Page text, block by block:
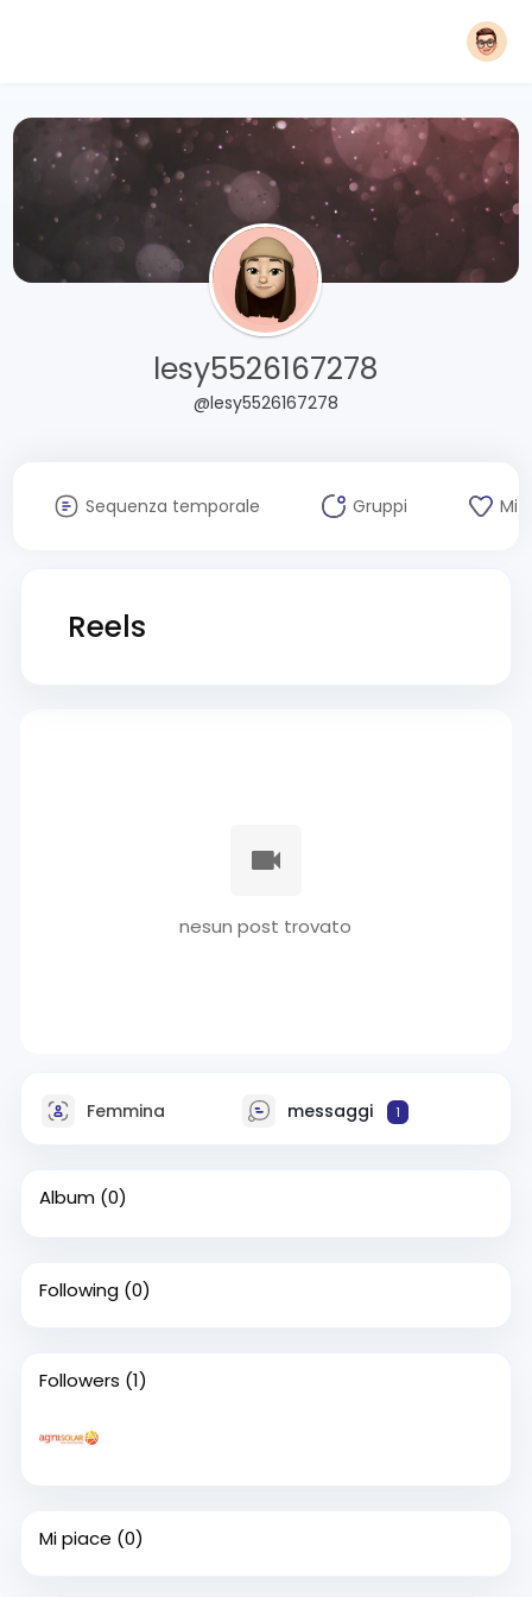
lesy5526167278
@lesy5526167278
Sequenza temporale Gruppi Mi
Reels
nesun post trovato
Femmina messaggi 1
Album (0)
Following (0)
Followers (1)
Mi piace (0)